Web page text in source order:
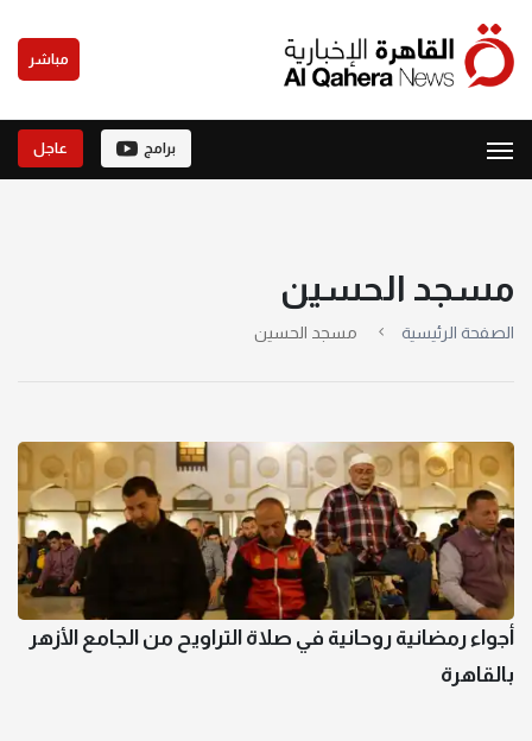
مباشر
برامج عاجل
مسجد الحسين
الصفحة الرئيسية مسجد الحسين
أجواء رمضانية روحانية في صلاة التراويح من الجامع الأزهر
بالقاهرة